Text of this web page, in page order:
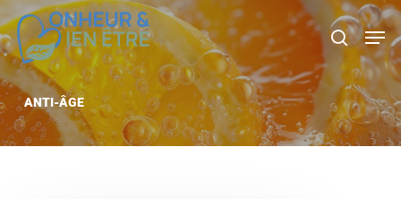
Skip
to
main
content
search
ANTI-ÂGE